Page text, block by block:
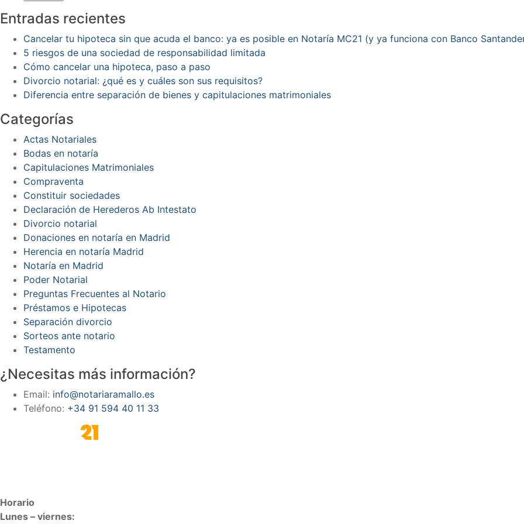
Entradas recientes
Cancelar tu hipoteca sin que acuda el banco: ya es posible en Notaría MC21 (y ya funciona con Banco
5 riesgos de una sociedad de responsabilidad limitada
Cómo cancelar una hipoteca, paso a paso
Divorcio notarial: ¿qué es y cuáles son sus requisitos?
Diferencia entre separación de bienes y capitulaciones matrimoniales
Categorías
Actas Notariales
Bodas en notaría
Capitulaciones Matrimoniales
Compraventa
Constituir sociedades
Declaración de Herederos Ab Intestato
Divorcio notarial
Donaciones en notaría en Madrid
Herencia en notaría Madrid
Notaría en Madrid
Poder Notarial
Preguntas Frecuentes al Notario
Préstamos e Hipotecas
Separación divorcio
Sorteos ante notario
Testamento
¿Necesitas más información?
Email: info@notariaramallo.es
Teléfono: +34 91 594 40 11 33
Horario
Lunes – viernes: